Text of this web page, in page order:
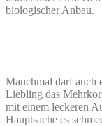
biologischer Anbau.
Manchmal darf auch
Liebling das
mit einem leckeren
Hauptsache es